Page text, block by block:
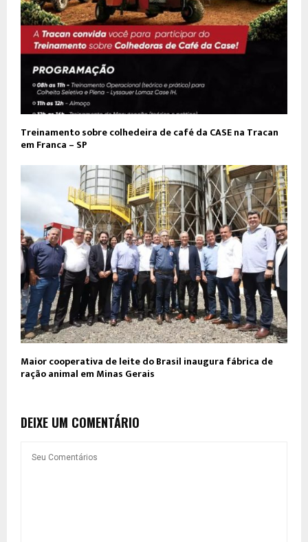
Treinamento sobre colhedeira de café da CASE na Tracan
em Franca – SP
Maior cooperativa de leite do Brasil inaugura fábrica de
ração animal em Minas Gerais
DEIXE UM COMENTÁRIO